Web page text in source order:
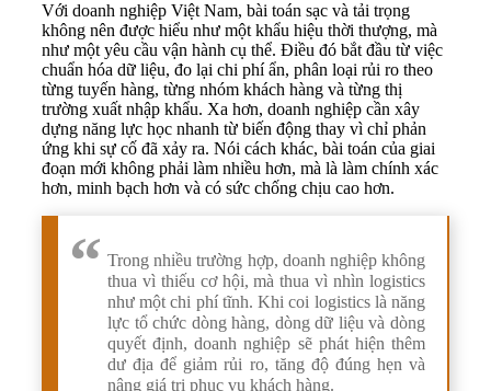
Với doanh nghiệp Việt Nam, bài toán sạc và tải trọng
không nên được hiểu như một khẩu hiệu thời thượng, mà
như một yêu cầu vận hành cụ thể. Điều đó bắt đầu từ việc
chuẩn hóa dữ liệu, đo lại chi phí ẩn, phân loại rủi ro theo
từng tuyến hàng, từng nhóm khách hàng và từng thị
trường xuất nhập khẩu. Xa hơn, doanh nghiệp cần xây
dựng năng lực học nhanh từ biến động thay vì chỉ phản
ứng khi sự cố đã xảy ra. Nói cách khác, bài toán của giai
đoạn mới không phải làm nhiều hơn, mà là làm chính xác
hơn, minh bạch hơn và có sức chống chịu cao hơn.
Trong nhiều trường hợp, doanh nghiệp không
thua vì thiếu cơ hội, mà thua vì nhìn logistics
như một chi phí tĩnh. Khi coi logistics là năng
lực tổ chức dòng hàng, dòng dữ liệu và dòng
quyết định, doanh nghiệp sẽ phát hiện thêm
dư địa để giảm rủi ro, tăng độ đúng hẹn và
nâng giá trị phục vụ khách hàng.